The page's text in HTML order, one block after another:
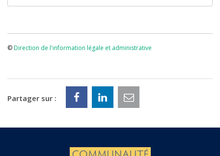
©Direction de l'information légale et administrative
Partager sur :